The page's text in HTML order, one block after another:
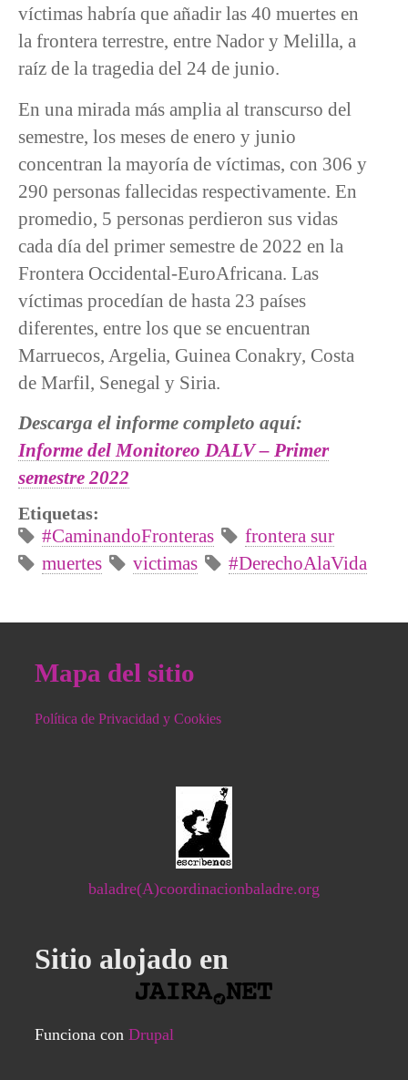
víctimas habría que añadir las 40 muertes en
la frontera terrestre, entre Nador y Melilla, a
raíz de la tragedia del 24 de junio.
En una mirada más amplia al transcurso del
semestre, los meses de enero y junio
concentran la mayoría de víctimas, con 306 y
290 personas fallecidas respectivamente. En
promedio, 5 personas perdieron sus vidas
cada día del primer semestre de 2022 en la
Frontera Occidental-EuroAfricana. Las
víctimas procedían de hasta 23 países
diferentes, entre los que se encuentran
Marruecos, Argelia, Guinea Conakry, Costa
de Marfil, Senegal y Siria.
Descarga el informe completo aquí:
Informe del Monitoreo DALV – Primer
semestre 2022
Etiquetas:
#CaminandoFronteras
frontera sur
muertes
victimas #DerechoAlaVida
Mapa del sitio
Política de Privacidad y Cookies
baladre(A)coordinacionbaladre.org
Sitio alojado en
Funciona con Drupal